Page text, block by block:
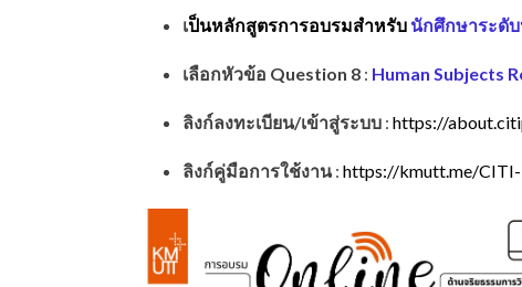
เป็นหลักสูตรการอบรมสำหรับ นักศึกษาระดั
เลือกหัวข้อ Question 8 : Human Subjects
ลิงก์ลงทะเบียน/เข้าสู่ระบบ : https://
ลิงก์คู่มือการใช้งาน: https://kmutt.me/